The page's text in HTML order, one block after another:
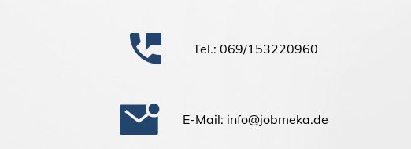
Tel.: 069/153220960
E-Mail: info@jobmeka.de